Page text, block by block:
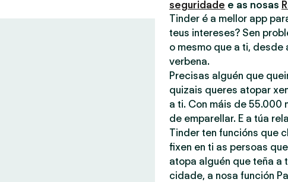
seguridade e as nosas
Tinder é a mellor app
teus intereses? Sen
o mesmo que a ti,
verbena.
Precisas alguén que
quizais queres atopar
a ti. Con máis de 55.000
de emparellar. E a túa
Tinder ten funcións que
fixen en ti as persoas
atopa alguén que teña a
cidade, a nosa función